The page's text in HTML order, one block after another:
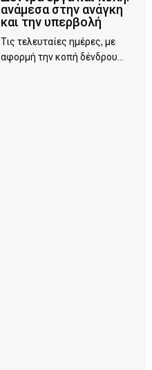
ανάμεσα στην ανάγκη
και την υπερβολή
Τις τελευταίες ημέρες, με
αφορμή την κοπή δένδρου...